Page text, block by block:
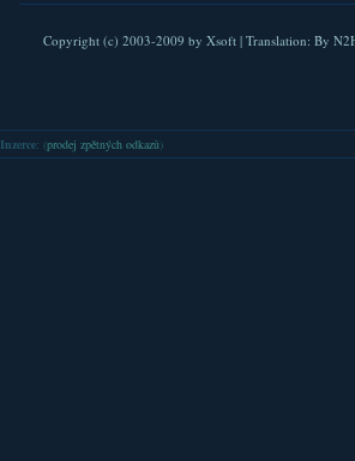
Copyright (c) 2003-2009 by Xsoft| Translation: By
Inzerce: (prodej zpětných odkazů )